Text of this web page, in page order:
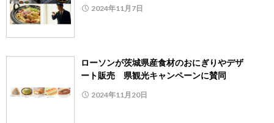
2024年11月7日
ローソンが茨城県産食材のおにぎりやデザ
ート販売 県観光キャンペーンに賛同
2024年11月20日